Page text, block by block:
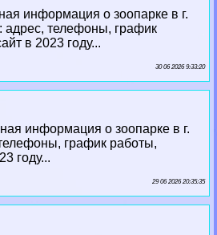
информация о зоопарке в г.
адрес, телефоны, график
в 2023 году...
30 06 2026 9:33:20
информация о зоопарке в г.
график работы,
году...
29 06 2026 20:35:35